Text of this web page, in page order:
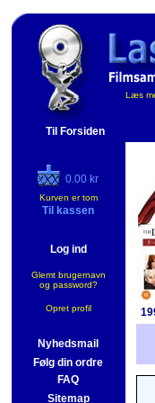
Til Forsiden
Læs
0.00 kr
Kurven er tom
Til kassen
Log ind
Glemt brugernavn
og password?
Opret profil
Nyhedsmail
Følg din ordre
FAQ
Sitemap